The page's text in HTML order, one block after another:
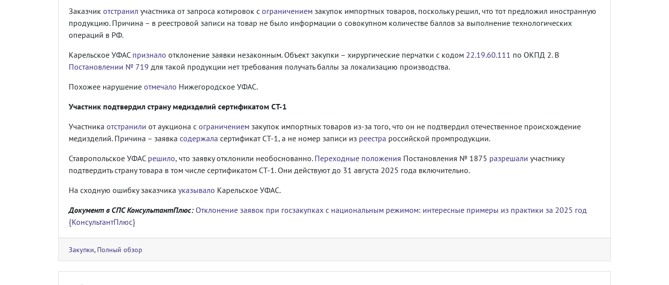
Заказчик отстранил участника от запроса котировок с ограничением закупок импортных товаров, поскольку решил, что тот предложил иностранную
продукцию. Причина – в реестровой записи на товар не было информации о совокупном количестве баллов за выполнение технологических
операций в РФ.
Карельское УФАС признало отклонение заявки незаконным. Объект закупки – хирургические перчатки с кодом 22.19.60.111 по ОКПД 2. В
Постановлении № 719 для такой продукции нет требования получать баллы за локализацию производства.
Похожее нарушение отмечало Нижегородское УФАС.
Участник подтвердил страну медизделий сертификатом СТ-1
Участника отстранили от аукциона с ограничением закупок импортных товаров из-за того, что он не подтвердил отечественное происхождение
медизделий. Причина – заявка содержала сертификат СТ-1, а не номер записи из реестра российской промпродукции.
Ставропольское УФАС решило, что заявку отклонили необоснованно. Переходные положения Постановления № 1875 разрешали участнику
подтвердить страну товара в том числе сертификатом СТ-1. Они действуют до 31 августа 2025 года включительно.
На сходную ошибку заказчика указывало Карельское УФАС.
Документ в СПС КонсультантПлюс: Отклонение заявок при госзакупках с национальным режимом: интересные примеры из практики за 2025 год
{КонсультантПлюс}
Закупки, Полный обзор